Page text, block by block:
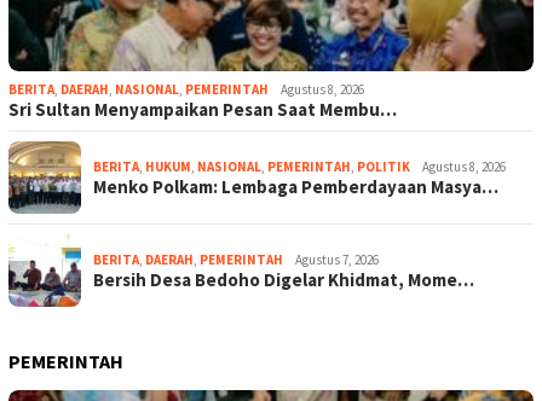
BERITA, DAERAH, NASIONAL, PEMERINTAH Agustus 8, 2026
Sri Sultan Menyampaikan Pesan Saat Membu…
BERITA, HUKUM, NASIONAL, PEMERINTAH, POLITIK Agustus 8, 2026
Menko Polkam: Lembaga Pemberdayaan Masya…
BERITA, DAERAH, PEMERINTAH Agustus 7, 2026
Bersih Desa Bedoho Digelar Khidmat, Mome…
PEMERINTAH